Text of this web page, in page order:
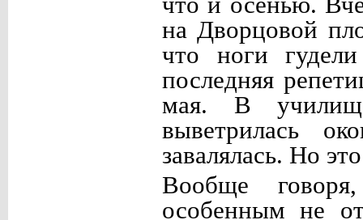
на Дворцовой
что ноги
последняя
мая. В
выветрилась
завалялась. Но
Вообще
особенным не